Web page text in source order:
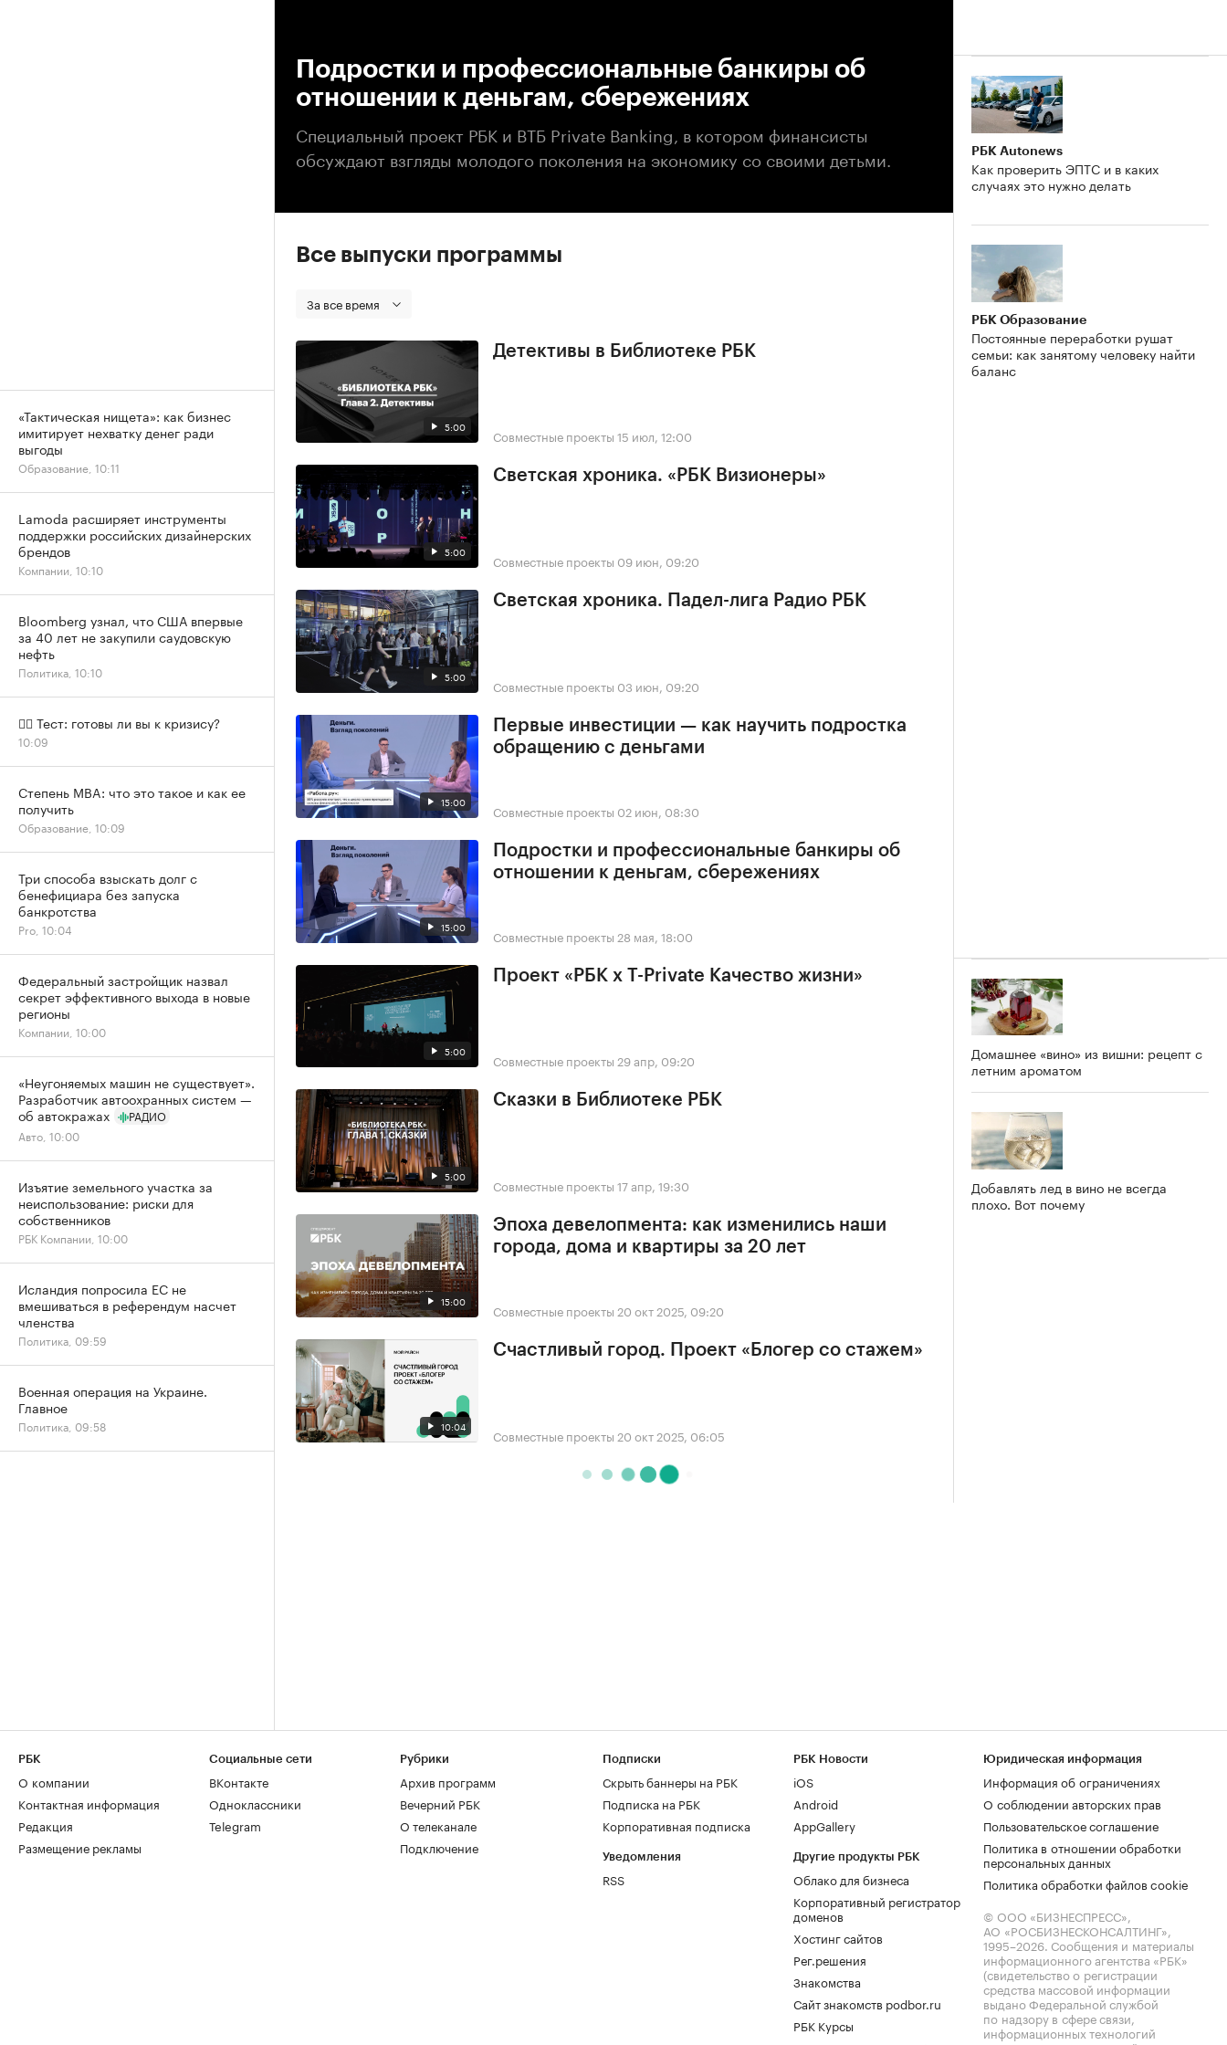
Подростки и профессиональные банкиры об
отношении к деньгам, сбережениях
Специальный проект РБК и ВТБ Private Banking, в котором финансисты
обсуждают взгляды молодого поколения на экономику со своими детьми.
Все выпуски программы
За все время
5:00
Детективы в Библиотеке РБК
Совместные проекты 15 июл, 12:00
5:00
Светская хроника. «РБК Визионеры»
Совместные проекты 09 июн, 09:20
5:00
Светская хроника. Падел-лига Радио РБК
Совместные проекты 03 июн, 09:20
15:00
Первые инвестиции — как научить подростка
обращению с деньгами
Совместные проекты 02 июн, 08:30
15:00
Подростки и профессиональные банкиры об
отношении к деньгам, сбережениях
Совместные проекты 28 мая, 18:00
5:00
Проект «РБК x T-Private Качество жизни»
Совместные проекты 29 апр, 09:20
5:00
Сказки в Библиотеке РБК
Совместные проекты 17 апр, 19:30
15:00
Эпоха девелопмента: как изменились наши
города, дома и квартиры за 20 лет
Совместные проекты 20 окт 2025, 09:20
10:04
Счастливый город. Проект «Блогер со стажем»
Совместные проекты 20 окт 2025, 06:05
РБК Autonews
Как проверить ЭПТС и в каких
случаях это нужно делать
РБК Образование
Постоянные переработки рушат
семьи: как занятому человеку найти
баланс
Домашнее «вино» из вишни: рецепт с
летним ароматом
Добавлять лед в вино не всегда
плохо. Вот почему
«Тактическая нищета»: как бизнес
имитирует нехватку денег ради
выгоды
Образование, 10:11
Lamoda расширяет инструменты
поддержки российских дизайнерских
брендов
Компании, 10:10
Bloomberg узнал, что США впервые
за 40 лет не закупили саудовскую
нефть
Политика, 10:10
✍🏻 Тест: готовы ли вы к кризису?
10:09
Степень MBA: что это такое и как ее
получить
Образование, 10:09
Три способа взыскать долг с
бенефициара без запуска
банкротства
Pro, 10:04
Федеральный застройщик назвал
секрет эффективного выхода в новые
регионы
Компании, 10:00
«Неугоняемых машин не существует».
Разработчик автоохранных систем —
об автокражах
РАДИО
Авто, 10:00
Изъятие земельного участка за
неиспользование: риски для
собственников
РБК Компании, 10:00
Исландия попросила ЕС не
вмешиваться в референдум насчет
членства
Политика, 09:59
Военная операция на Украине.
Главное
Политика, 09:58
РБК
О компании
Контактная информация
Редакция
Размещение рекламы
Социальные сети
ВКонтакте
Одноклассники
Telegram
Рубрики
Архив программ
Вечерний РБК
О телеканале
Подключение
Подписки
Скрыть баннеры на РБК
Подписка на РБК
Корпоративная подписка
Уведомления
RSS
РБК Новости
iOS
Android
AppGallery
Другие продукты РБК
Облако для бизнеса
Корпоративный регистратор
доменов
Хостинг сайтов
Рег.решения
Знакомства
Сайт знакомств podbor.ru
РБК Курсы
Юридическая информация
Информация об ограничениях
О соблюдении авторских прав
Пользовательское соглашение
Политика в отношении обработки
персональных данных
Политика обработки файлов cookie
© ООО «БИЗНЕСПРЕСС»,
АО «РОСБИЗНЕСКОНСАЛТИНГ»,
1995–2026. Сообщения и материалы
информационного агентства «РБК»
(свидетельство о регистрации
средства массовой информации
выдано Федеральной службой
по надзору в сфере связи,
информационных технологий